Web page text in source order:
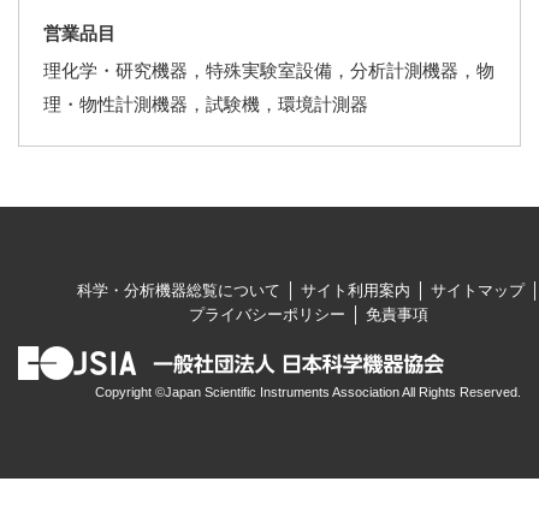
営業品目
理化学・研究機器，特殊実験室設備，分析計測機器，物
理・物性計測機器，試験機，環境計測器
科学・分析機器総覧について サイト利用案内
サイトマップ
プライバシーポリシー
免責事項
Copyright ©Japan Scientific Instruments Association All Rights Reserved.